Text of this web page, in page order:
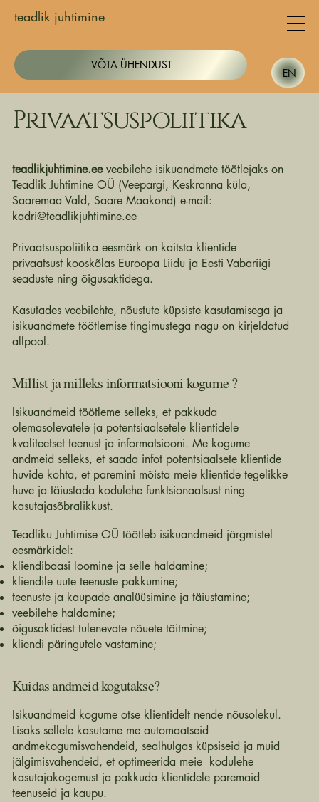
teadlik juhtimine
VÕTA ÜHENDUST
EN
Privaatsuspoliitika
teadlikjuhtimine.eeveebilehe isikuandmete töötlejaks on
Teadlik Juhtimine OÜ (Veepargi, Keskranna küla,
Saaremaa Vald, Saare Maakond) e-mail:
kadri@teadlikjuhtimine.ee
Privaatsuspoliitika eesmärk on kaitsta klientide
privaatsust kooskõlas Euroopa Liidu ja Eesti Vabariigi
seaduste ning õigusaktidega.
Kasutades veebilehte, nõustute küpsiste kasutamisega ja
isikuandmete töötlemise tingimustega nagu on kirjeldatud
allpool.
Millist ja milleks informatsiooni kogume ?
Isikuandmeid töötleme selleks, et pakkuda
olemasolevatele ja potentsiaalsetele klientidele
kvaliteetset teenust ja informatsiooni. Me kogume
andmeid selleks, et saada infot potentsiaalsete klientide
huvide kohta, et paremini mõista meie klientide tegelikke
huve ja täiustada kodulehe funktsionaalsust ning
kasutajasõbralikkust.
Teadliku Juhtimise OÜ töötleb isikuandmeid järgmistel
eesmärkidel:
kliendibaasi loomine ja selle haldamine;
kliendile uute teenuste pakkumine;
teenuste ja kaupade analüüsimine ja täiustamine;
veebilehe haldamine;
õigusaktidest tulenevate nõuete täitmine;
kliendi päringutele vastamine;
Kuidas andmeid kogutakse?
Isikuandmeid kogume otse klientidelt nende nõusolekul.
Lisaks sellele kasutame me automaatseid
andmekogumisvahendeid, sealhulgas küpsiseid ja muid
jälgimisvahendeid, et optimeerida meie kodulehe
kasutajakogemust ja pakkuda klientidele paremaid
teenuseid ja kaupu.